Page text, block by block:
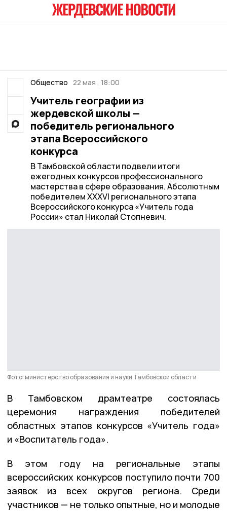
Общество 22 мая , 18:00
Учитель географии из
жердевской школы —
победитель регионального
этапа Всероссийского
конкурса
В Тамбовской области подвели итоги
ежегодных конкурсов профессионального
мастерства в сфере образования. Абсолютным
победителем XXXVI регионального этапа
Всероссийского конкурса «Учитель года
России» стал Николай Стопневич.
Фото: министерство образования и науки Тамбовской области
В Тамбовском драмтеатре состоялась
церемония награждения победителей
областных этапов конкурсов «Учитель года»
и «Воспитатель года».
В этом году на региональные этапы
всероссийских конкурсов поступило почти 700
заявок из всех округов региона. Среди
участников — не только опытные, но и молодые